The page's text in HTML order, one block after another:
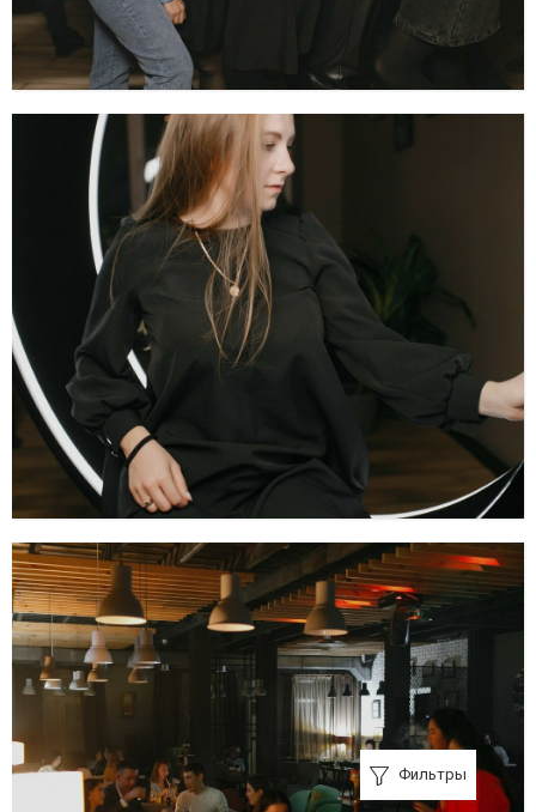
Фильтры